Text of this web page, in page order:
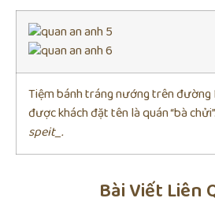
Tiệm bánh tráng nướng trên đường
được khách đặt tên là quán “bà
speit_.
Bài Viết Liên